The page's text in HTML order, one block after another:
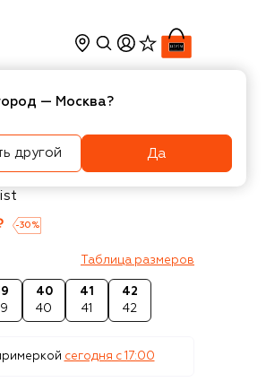
Интерьер
-30 %
Таблица размеров
40
40
41
41
42
42
сегодня c 17:00
— Москва?
другой Да